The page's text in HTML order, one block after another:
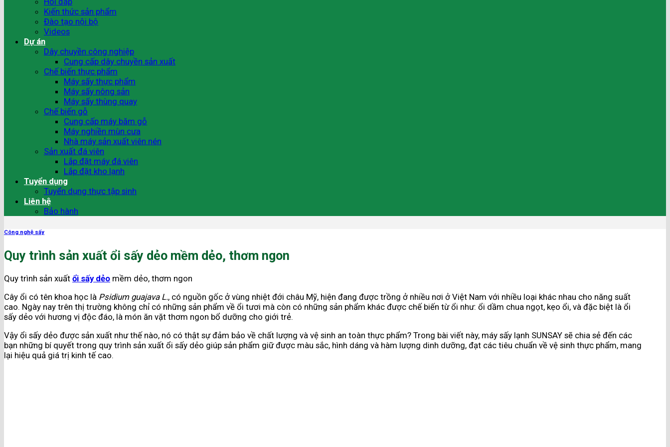
Kiến thức sản phẩm
Đào tạo nội bộ
Videos
Dự án
Dây chuyền công nghiệp
Cung cấp dây chuyền sản xuất
Chế biến thực phẩm
Máy sấy thực phẩm
Máy sấy nông sản
Máy sấy thùng quay
Chế biến gỗ
Cung cấp máy băm gỗ
Máy nghiền mùn cưa
Nhà máy sản xuất viên nén
Sản xuất đá viên
Lắp đặt máy đá viên
Lắp đặt kho lạnh
Tuyển dụng
Tuyển dụng thực tập sinh
Liên hệ
Bảo hành
Công nghệ sấy
Quy trình sản xuất ổi sấy dẻo mềm dẻo, thơm ngon
Quy trình sản xuất ổi sấy dẻo mềm dẻo, thơm ngon
Cây ổi có tên khoa học là Psidium guajava L., có nguồn gốc ở vùng nhiệt đới châu Mỹ, hiện đang được trồng ở nhiều nơi ở Việt Nam với nhiều loại khác nhau cho năng suất
cao. Ngày nay trên thị trường không chỉ có những sản phẩm về ổi tươi mà còn có những sản phẩm khác được chế biến từ ổi như: ổi dầm chua ngọt, kẹo ổi, và đặc biệt là ổi
sấy dẻo với hương vị độc đáo, là món ăn vặt thơm ngon bổ dưỡng cho giới trẻ.
Vậy ổi sấy dẻo được sản xuất như thế nào, nó có thật sự đảm bảo về chất lượng và vệ sinh an toàn thực phẩm? Trong bài viết này, máy sấy lạnh SUNSAY sẽ chia sẻ đến các
bạn những bí quyết trong quy trình sản xuất ổi sấy dẻo giúp sản phẩm giữ được màu sắc, hình dáng và hàm lượng dinh dưỡng, đạt các tiêu chuẩn về vệ sinh thực phẩm, mang
lại hiệu quả giá trị kinh tế cao.